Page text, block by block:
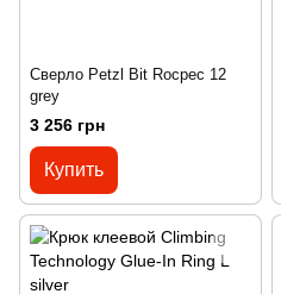
Сверло Petzl Bit Rocpec 12
grey
3 256 грн
Купить